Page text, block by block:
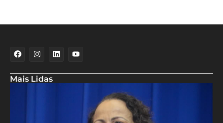
Mais Lidas